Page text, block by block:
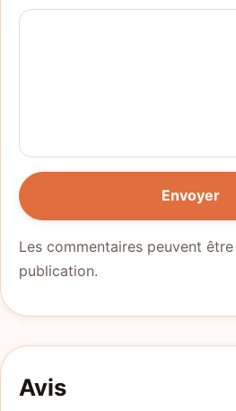
Envoyer
Les commentaires peuvent
publication.
Avis